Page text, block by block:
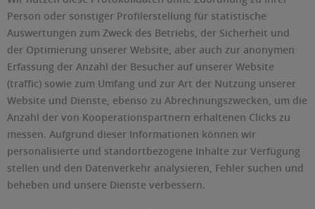
Person oder sonstiger Profilerstellung für statistische
Auswertungen zum Zweck des Betriebs, der Sicherheit und
der Optimierung unserer Website, aber auch zur anonymen
Erfassung der Anzahl der Besucher auf unserer Website
(traffic) sowie zum Umfang und zur Art der Nutzung unserer
Website und Dienste, ebenso zu Abrechnungszwecken, um die
Anzahl der von Kooperationspartnern erhaltenen Clicks zu
messen. Aufgrund dieser Informationen können wir
personalisierte und standortbezogene Inhalte zur Verfügung
stellen und den Datenverkehr analysieren, Fehler suchen und
beheben und unsere Dienste verbessern.